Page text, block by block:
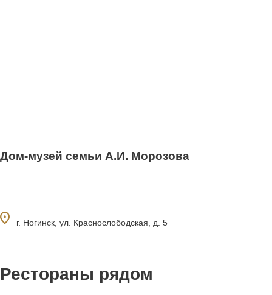
Дом-музей семьи А.И. Морозова
г. Ногинск, ул. Краснослободская, д. 5
Рестораны рядом